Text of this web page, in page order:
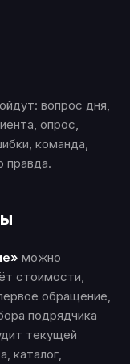
вопрос дня,
опрос,
команда,
правда.
можно
стоимости,
обращение,
подрядчика
текущей
каталог,